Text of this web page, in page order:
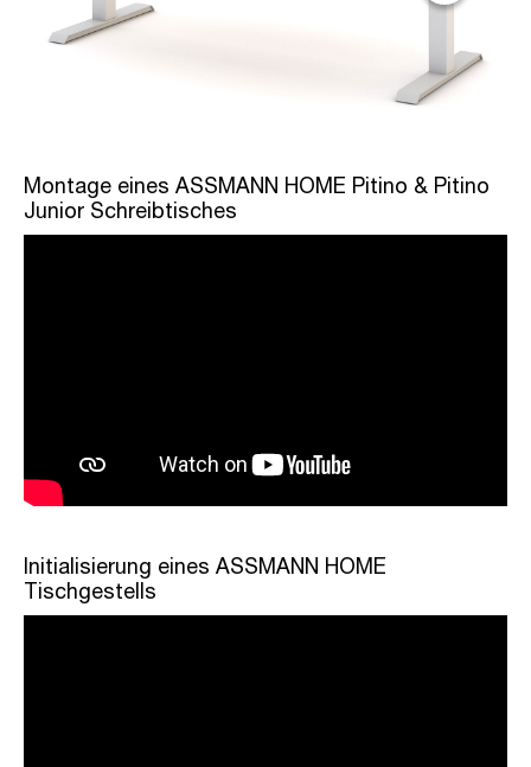
Montage eines ASSMANN HOME Pitino & Pitino
Junior Schreibtisches
Initialisierung eines ASSMANN HOME
Tischgestells